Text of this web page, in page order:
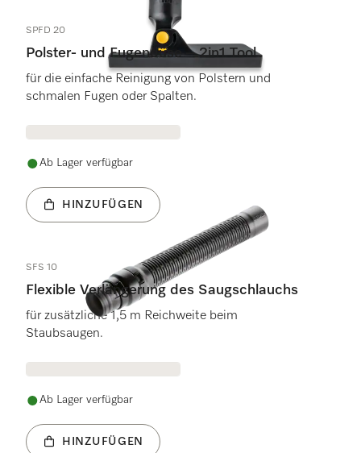
SPFD 20
Polster- und Fugendüse – 2in1 Tool
für die einfache Reinigung von Polstern und
schmalen Fugen oder Spalten.
Ab Lager verfügbar
HINZUFÜGEN
SFS 10
Flexible Verlängerung des Saugschlauchs
für zusätzliche 1,5 m Reichweite beim
Staubsaugen.
Ab Lager verfügbar
HINZUFÜGEN